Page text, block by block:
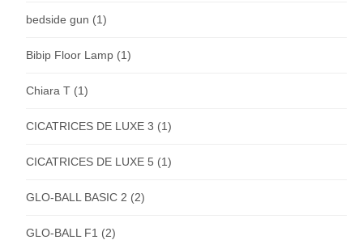
bedside gun (1)
Bibip Floor Lamp (1)
Chiara T (1)
CICATRICES DE LUXE 3 (1)
CICATRICES DE LUXE 5 (1)
GLO-BALL BASIC 2 (2)
GLO-BALL F1 (2)